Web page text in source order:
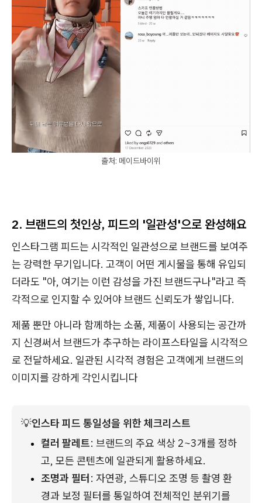
출처: 메이드바이위
2. 브랜드의 첫인상, 피드의 '일관성'으로 완성해요
인스타그램 피드는 시각적인 일관성으로 브랜드를 보여주
는 강력한 무기입니다. 고객이 어떤 게시물을 통해 유입되
더라도 "아, 여기는 이런 감성을 가진 브랜드구나"라고 즉
각적으로 인지할 수 있어야 브랜드 신뢰도가 쌓입니다.
제품 뿐만 아니라 함께하는 소품, 제품이 사용되는 공간까
지 신경써서 브랜드가 추구하는 라이프스타일을 시각적으
로 전달하세요. 일관된 시각적 경험은 고객에게 브랜드의
이미지를 강하게 각인시킵니다
💡인스타 피드 통일성을 위한 체크리스트
컬러 팔레트: 브랜드의 주요 색상 2~3개를 정하
고, 모든 콘텐츠에 일관되게 활용하세요.
조명과 필터: 자연광, 스튜디오 조명 등 촬영 환
경과 보정 필터를 통일하여 전체적인 분위기를